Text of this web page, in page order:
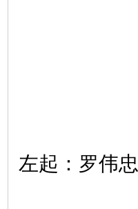
左起：罗伟忠